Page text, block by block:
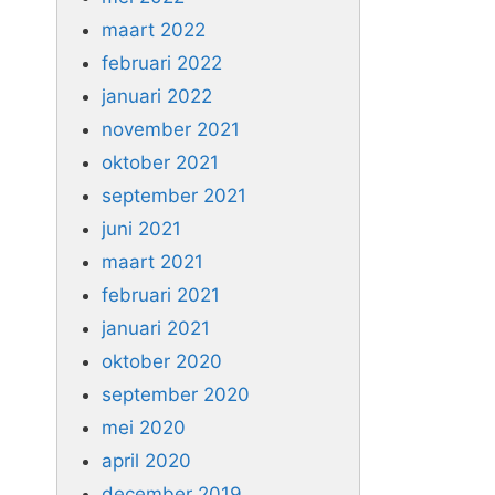
maart 2022
februari 2022
januari 2022
november 2021
oktober 2021
september 2021
juni 2021
maart 2021
februari 2021
januari 2021
oktober 2020
september 2020
mei 2020
april 2020